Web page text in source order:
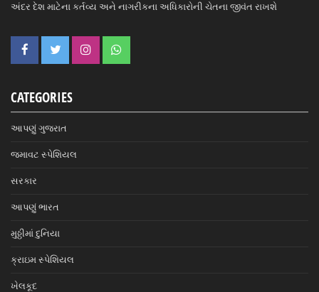
અંદર દેશ માટેના કર્તવ્ય અને નાગરીકના અધિકારોની ચેતના જીવંત રાખશે
CATEGORIES
આપણું ગુજરાત
જમાવટ સ્પેશિયલ
સરકાર
આપણું ભારત
મુઠ્ઠીમાં દુનિયા
ક્રાઇમ સ્પેશિયલ
ખેલકૂદ